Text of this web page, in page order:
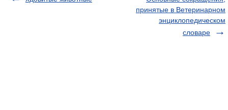
принятые в Ветеринарном
энциклопедическом
словаре